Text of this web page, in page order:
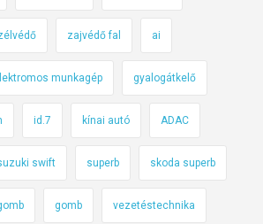
zajvédő fal ai
munkagép gyalogátkelő
id.7 kínai autó ADAC
swift superb skoda superb
gomb vezetéstechnika